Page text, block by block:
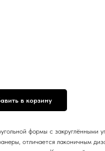
в корзину
формы с закруглёнными
отличается лаконичным